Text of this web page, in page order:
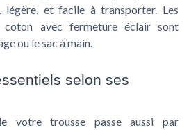
légère, et facile à transporter. Les
coton avec fermeture éclair sont
ou le sac à main.
selon ses
votre trousse passe aussi par